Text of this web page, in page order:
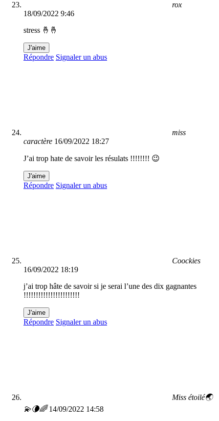
rox
18/09/2022 9:46
stress 🤞🤞
J'aime
Répondre Signaler un abus
miss
caractère 16/09/2022 18:27
J’ai trop hate de savoir les résulats !!!!!!!! 😉
J'aime
Répondre Signaler un abus
Coockies
16/09/2022 18:19
j’ai trop hâte de savoir si je serai l’une des dix gagnantes
!!!!!!!!!!!!!!!!!!!!!!!
J'aime
Répondre Signaler un abus
Miss étoilé🌏
💫🌘🌈 14/09/2022 14:58